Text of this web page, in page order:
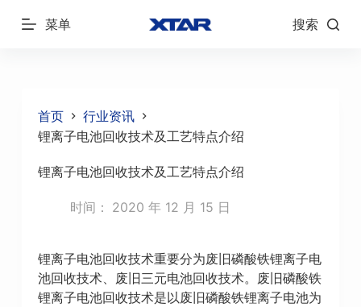
跳
菜单 搜索
首页
行业资讯
锂离子电池回收技术及工艺特点介绍
锂离子电池回收技术及工艺特点介绍
时间： 2020 年 12 月 15 日
锂离子电池回收技术重要分为废旧磷酸铁锂离子电
池回收技术、废旧三元电池回收技术。废旧磷酸铁
锂离子电池回收技术是以废旧磷酸铁锂离子电池为